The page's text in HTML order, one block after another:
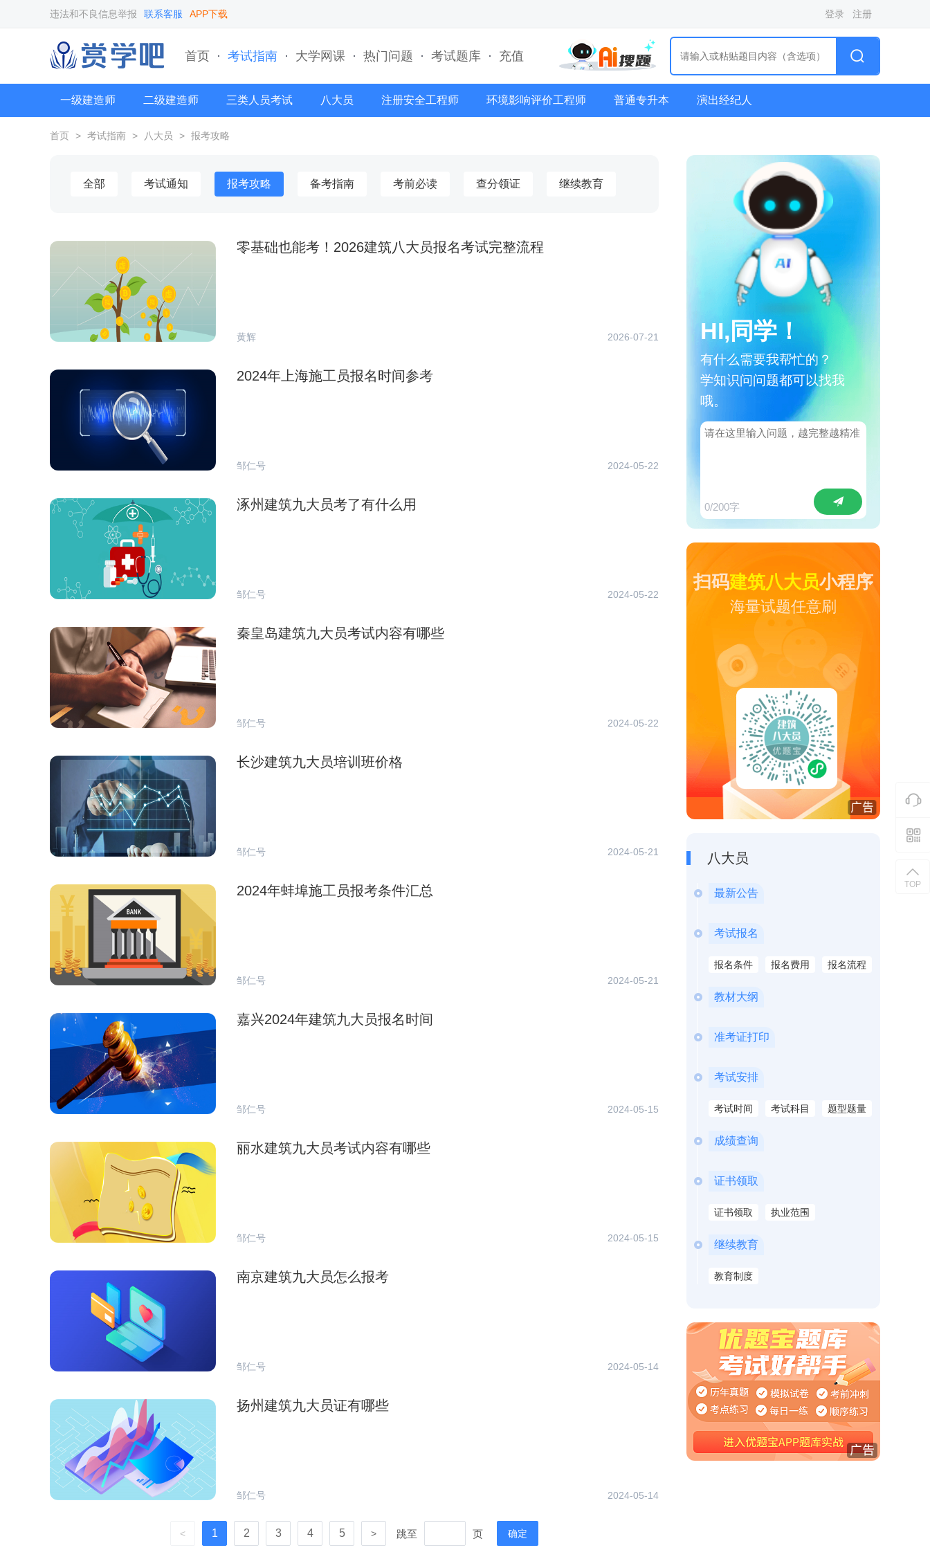
违法和不良信息举报 联系客服 APP下载 登录 注册
首页 · 考试指南 · 大学网课 · 热门问题 · 考试题库 · 充值
一级建造师 二级建造师 三类人员考试 八大员 注册安全工程师 环境影响评价工程师 普通专升本 演出经纪人
首页 > 考试指南 > 八大员 > 报考攻略
全部 考试通知 报考攻略 备考指南 考前必读 查分领证 继续教育
零基础也能考！2026建筑八大员报名考试完整流程
黄辉 2026-07-21
2024年上海施工员报名时间参考
邹仁号 2024-05-22
涿州建筑九大员考了有什么用
邹仁号 2024-05-22
秦皇岛建筑九大员考试内容有哪些
邹仁号 2024-05-22
长沙建筑九大员培训班价格
邹仁号 2024-05-21
2024年蚌埠施工员报考条件汇总
邹仁号 2024-05-21
嘉兴2024年建筑九大员报名时间
邹仁号 2024-05-15
丽水建筑九大员考试内容有哪些
邹仁号 2024-05-15
南京建筑九大员怎么报考
邹仁号 2024-05-14
扬州建筑九大员证有哪些
邹仁号 2024-05-14
< 1 2 3 4 5 > 跳至 页 确定
HI,同学！
有什么需要我帮忙的？
学知识问问题都可以找我
哦。
0/200字
扫码建筑八大员小程序
海量试题任意刷
八大员
最新公告
考试报名
报名条件 报名费用 报名流程
教材大纲
准考证打印
考试安排
考试时间 考试科目 题型题量
成绩查询
证书领取
证书领取 执业范围
继续教育
教育制度
TOP